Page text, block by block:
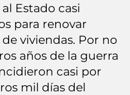
Estado casi
para renovar
viviendas. Por no
años de la guerra
casi por
mil días del